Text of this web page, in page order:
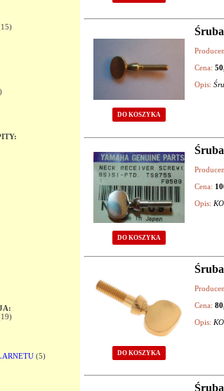
(5)
DO KOSZYKA
Cena:
Opis:
DO KOSZYKA
Cena:
Opis:
DO KOSZYKA
Cena:
Opis: